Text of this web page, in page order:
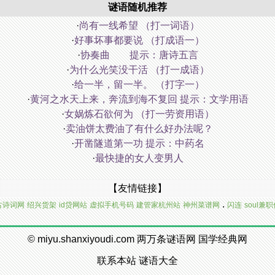
谜语随机推荐
·尚有一线希望 （打一词语）
·好事坏事都要说 （打成语一）
·协奏曲 提示：唐诗五言
·为什么光笑没干活 （打一成语）
·给一半，留一半。 （打字一）
·黄河之水天上来，奔流到海不复回 提示：文学用语
·女娲炼石欲何为 （打一劳资用语）
·卖油饼太费油了有什么好办法呢？
·开凿隧道第一功 提示：中药名
·最快捷的女人变男人
【友情链接】
诗词网 绍兴货架 id贷网站 虚拟手机号码 建管家杭州站 神州菜谱网 . 闪连 soul兼职
© miyu.shanxiyoudi.com 两万条谜语网 国学经典网
联系本站 谜语大全